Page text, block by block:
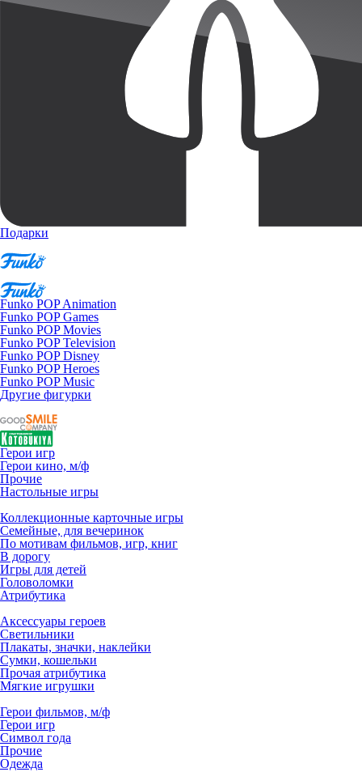
Подарки
Funko POP Animation
Funko POP Games
Funko POP Movies
Funko POP Television
Funko POP Disney
Funko POP Heroes
Funko POP Music
Другие фигурки
Герои игр
Герои кино, м/ф
Прочие
Настольные игры
Коллекционные карточные игры
Семейные, для вечеринок
По мотивам фильмов, игр, книг
В дорогу
Игры для детей
Головоломки
Атрибутика
Аксессуары героев
Светильники
Плакаты, значки, наклейки
Сумки, кошельки
Прочая атрибутика
Мягкие игрушки
Герои фильмов, м/ф
Герои игр
Символ года
Прочие
Одежда